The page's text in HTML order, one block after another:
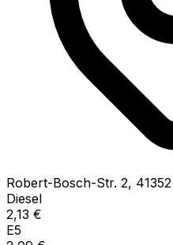
Robert-Bosch-Str. 2, 41352
Diesel
2,13 €
E5